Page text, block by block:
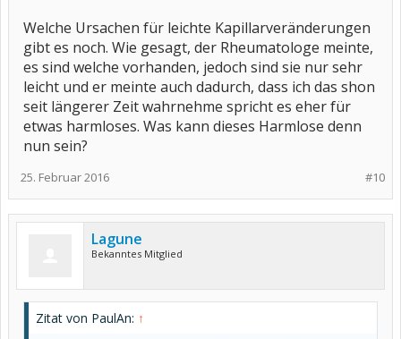
Welche Ursachen für leichte Kapillarveränderungen
gibt es noch. Wie gesagt, der Rheumatologe meinte,
es sind welche vorhanden, jedoch sind sie nur sehr
leicht und er meinte auch dadurch, dass ich das shon
seit längerer Zeit wahrnehme spricht es eher für
etwas harmloses. Was kann dieses Harmlose denn
nun sein?
#10
25. Februar 2016
Lagune
Bekanntes Mitglied
Zitat von PaulAn: ↑